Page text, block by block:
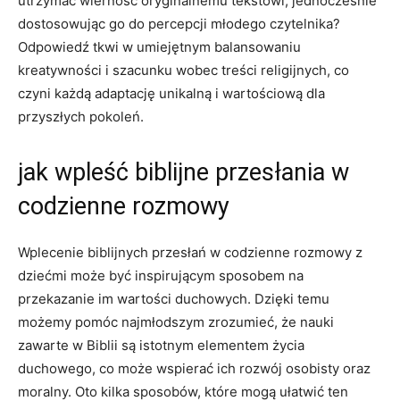
dostosowując go do percepcji młodego czytelnika?
Odpowiedź tkwi w umiejętnym balansowaniu
kreatywności i szacunku wobec treści religijnych, co
czyni każdą adaptację unikalną i wartościową dla
przyszłych pokoleń.
jak wpleść biblijne przesłania w
codzienne rozmowy
Wplecenie biblijnych przesłań w codzienne rozmowy z
dziećmi może być inspirującym sposobem na
przekazanie im wartości duchowych. Dzięki temu
możemy pomóc najmłodszym zrozumieć, że nauki
zawarte w Biblii są istotnym elementem życia
duchowego, co może wspierać ich rozwój osobisty oraz
moralny. Oto kilka sposobów, które mogą ułatwić ten